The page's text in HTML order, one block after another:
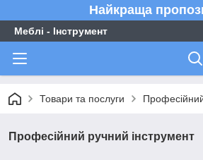
Найкраща
Меблі - Інструмент
Товари та послуги
Професійний ручний інструмент